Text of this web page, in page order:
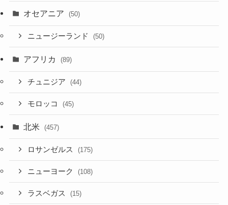
オセアニア (50)
ニュージーランド (50)
アフリカ (89)
チュニジア (44)
モロッコ (45)
北米 (457)
ロサンゼルス (175)
ニューヨーク (108)
ラスベガス (15)